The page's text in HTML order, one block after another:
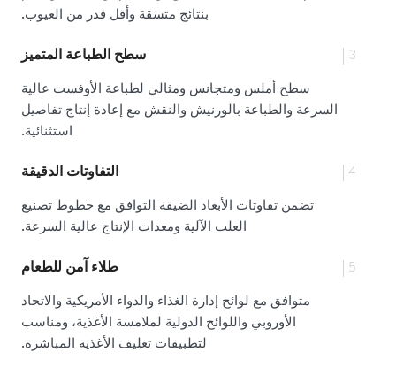
بنتائج متسقة وأقل قدر من العيوب.
3 سطح الطباعة المتميز
سطح أملس ومتجانس ومثالي لطباعة الأوفست عالية
السرعة والطباعة بالورنيش والنقش مع إعادة إنتاج تفاصيل
استثنائية.
4 التفاوتات الدقيقة
تضمن تفاوتات الأبعاد الضيقة التوافق مع خطوط تصنيع
العلب الآلية ومعدات الإنتاج عالية السرعة.
5 طلاء آمن للطعام
متوافق مع لوائح إدارة الغذاء والدواء الأمريكية والاتحاد
الأوروبي واللوائح الدولية لملامسة الأغذية، ومناسب
لتطبيقات تغليف الأغذية المباشرة.